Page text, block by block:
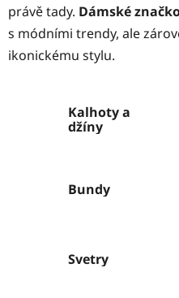
právě tady. Dámské
s módními trendy, ale
ikonickému stylu.
Kalhoty a
džíny
Bundy
Svetry